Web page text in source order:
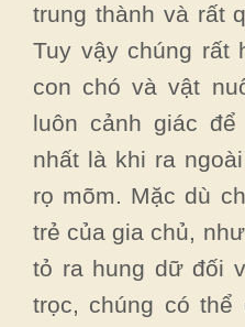
trung thành và rất
Tuy vậy chúng rất
con chó và vật
luôn cảnh giác
nhất là khi ra
rọ mõm. Mặc dù
trẻ của gia chủ,
tỏ ra hung dữ đối
trọc, chúng có thể